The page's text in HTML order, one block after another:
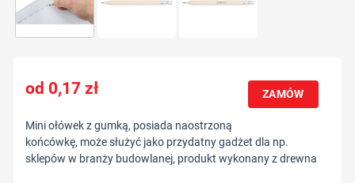
0,17zł ZAMÓW
Mini ołówek z gumką, posiada naostrzoną
końcówkę, może służyć jako przydatny gadżet dla np.
sklepów w branży budowlanej, produkt wykonany z drewna